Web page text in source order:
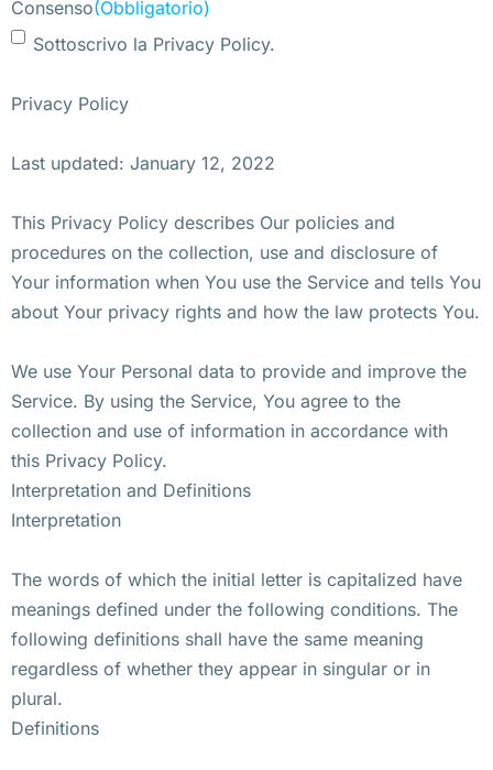
Consenso(Obbligatorio)
Sottoscrivo la Privacy Policy.
Privacy Policy
Last updated: January 12, 2022
This Privacy Policy describes Our policies and
procedures on the collection, use and disclosure of
Your information when You use the Service and tells You
about Your privacy rights and how the law protects You.
We use Your Personal data to provide and improve the
Service. By using the Service, You agree to the
collection and use of information in accordance with
this Privacy Policy.
Interpretation and Definitions
Interpretation
The words of which the initial letter is capitalized have
meanings defined under the following conditions. The
following definitions shall have the same meaning
regardless of whether they appear in singular or in
plural.
Definitions